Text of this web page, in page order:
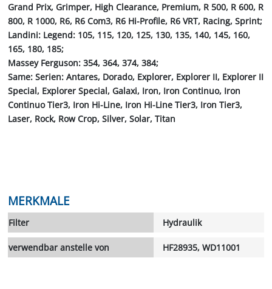
Grand Prix, Grimper, High Clearance, Premium, R 500, R 600, R
800, R 1000, R6, R6 Com3, R6 Hi-Profile, R6 VRT, Racing, Sprint;
Landini: Legend: 105, 115, 120, 125, 130, 135, 140, 145, 160,
165, 180, 185;
Massey Ferguson: 354, 364, 374, 384;
Same: Serien: Antares, Dorado, Explorer, Explorer II, Explorer II
Special, Explorer Special, Galaxi, Iron, Iron Continuo, Iron
Continuo Tier3, Iron Hi-Line, Iron Hi-Line Tier3, Iron Tier3,
Laser, Rock, Row Crop, Silver, Solar, Titan
MERKMALE
Filter Hydraulik
verwendbar anstelle von HF28935, WD11001